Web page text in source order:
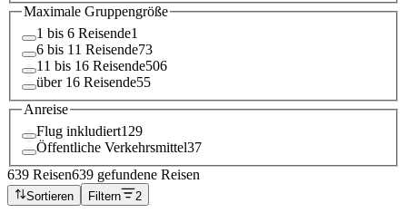
Maximale Gruppengröße
1 bis 6 Reisende1
6 bis 11 Reisende73
11 bis 16 Reisende506
über 16 Reisende55
Anreise
Flug inkludiert129
Öffentliche Verkehrsmittel37
639 Reisen639 gefundene Reisen
Sortieren Filtern 2